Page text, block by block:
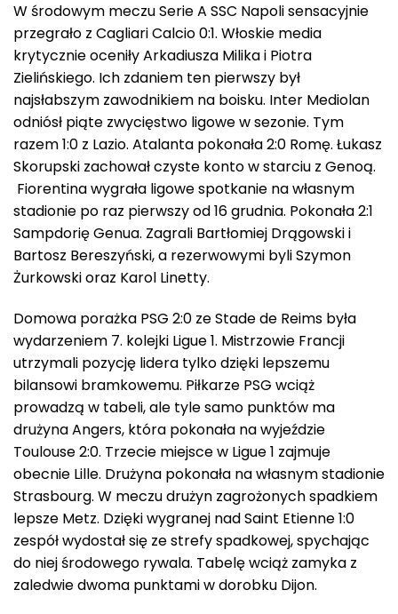
W środowym meczu Serie A SSC Napoli sensacyjnie
przegrało z Cagliari Calcio 0:1. Włoskie media
krytycznie oceniły Arkadiusza Milika i Piotra
Zielińskiego. Ich zdaniem ten pierwszy był
najsłabszym zawodnikiem na boisku. Inter Mediolan
odniósł piąte zwycięstwo ligowe w sezonie. Tym
razem 1:0 z Lazio. Atalanta pokonała 2:0 Romę. Łukasz
Skorupski zachował czyste konto w starciu z Genoą.
Fiorentina wygrała ligowe spotkanie na własnym
stadionie po raz pierwszy od 16 grudnia. Pokonała 2:1
Sampdorię Genua. Zagrali Bartłomiej Drągowski i
Bartosz Bereszyński, a rezerwowymi byli Szymon
Żurkowski oraz Karol Linetty.
Domowa porażka PSG 2:0 ze Stade de Reims była
wydarzeniem 7. kolejki Ligue 1. Mistrzowie Francji
utrzymali pozycję lidera tylko dzięki lepszemu
bilansowi bramkowemu. Piłkarze PSG wciąż
prowadzą w tabeli, ale tyle samo punktów ma
drużyna Angers, która pokonała na wyjeździe
Toulouse 2:0. Trzecie miejsce w Ligue 1 zajmuje
obecnie Lille. Drużyna pokonała na własnym stadionie
Strasbourg. W meczu drużyn zagrożonych spadkiem
lepsze Metz. Dzięki wygranej nad Saint Etienne 1:0
zespół wydostał się ze strefy spadkowej, spychając
do niej środowego rywala. Tabelę wciąż zamyka z
zaledwie dwoma punktami w dorobku Dijon.